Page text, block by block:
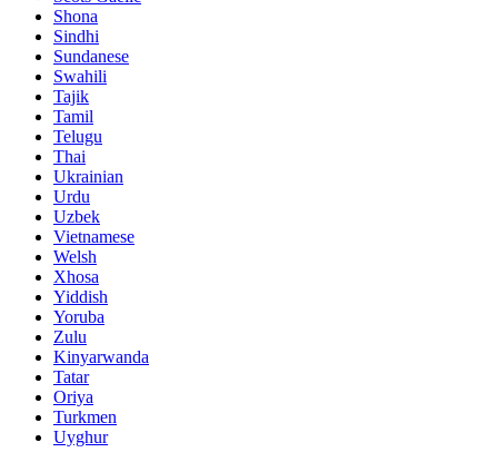
Shona
Sindhi
Sundanese
Swahili
Tajik
Tamil
Telugu
Thai
Ukrainian
Urdu
Uzbek
Vietnamese
Welsh
Xhosa
Yiddish
Yoruba
Zulu
Kinyarwanda
Tatar
Oriya
Turkmen
Uyghur